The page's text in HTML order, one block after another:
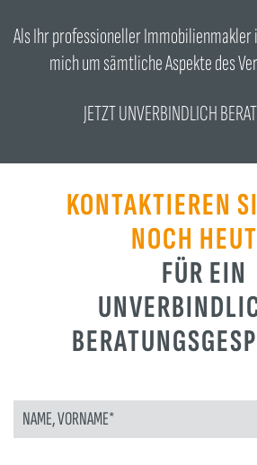
Als Ihr professioneller
mich um sämtliche Aspekte des
JETZT UNVERBINDLICH
KONTAKTIEREN
NOCH
FÜR EIN